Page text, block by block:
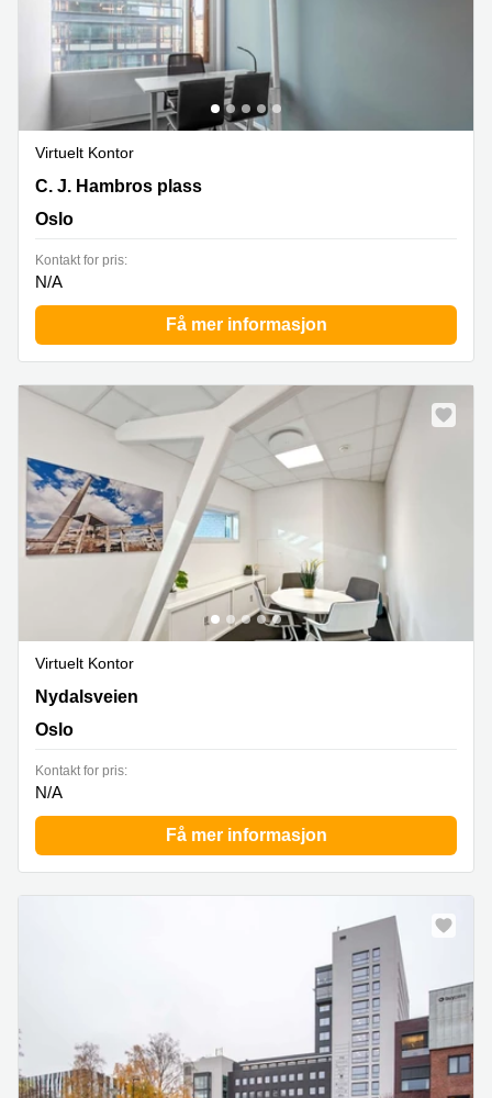
Virtuelt Kontor
C.J. Hambros Plass 2c, Oslo
C. J. Hambros plass
Oslo
Kontakt for pris:
N/A
Få mer informasjon
Virtuelt Kontor
28 Nydalsveien,5th floor, Oslo
Nydalsveien
Oslo
Kontakt for pris:
N/A
Få mer informasjon